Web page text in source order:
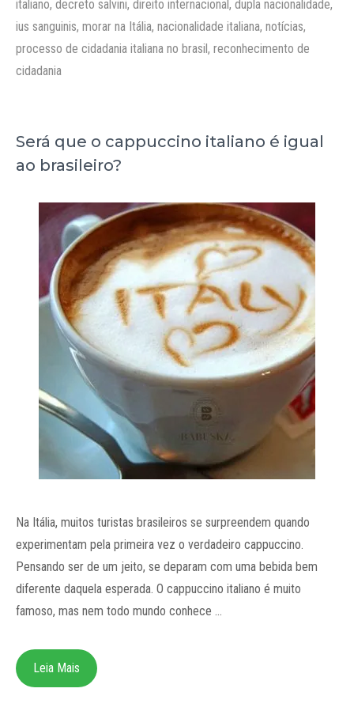
italiano, decreto salvini, direito internacional, dupla nacionalidade,
ius sanguinis, morar na Itália, nacionalidade italiana, notícias,
processo de cidadania italiana no brasil, reconhecimento de
cidadania
Será que o cappuccino italiano é igual
ao brasileiro?
Na Itália, muitos turistas brasileiros se surpreendem quando
experimentam pela primeira vez o verdadeiro cappuccino.
Pensando ser de um jeito, se deparam com uma bebida bem
diferente daquela esperada. O cappuccino italiano é muito
famoso, mas nem todo mundo conhece …
Leia Mais